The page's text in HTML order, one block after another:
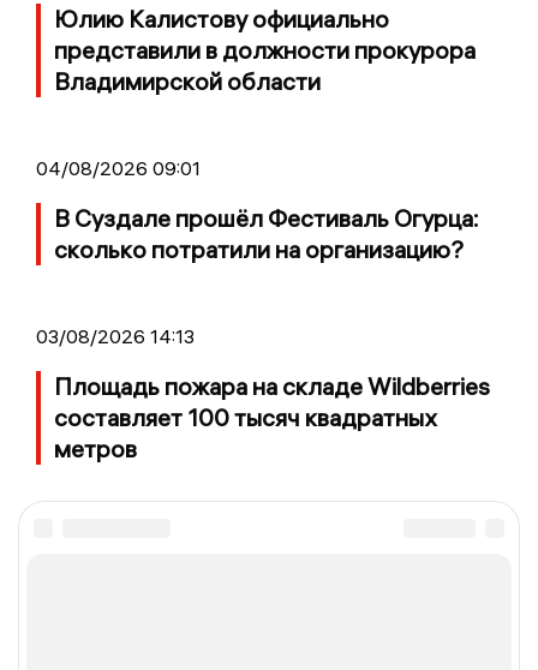
Юлию Калистову официально
представили в должности прокурора
Владимирской области
04/08/2026 09:01
В Суздале прошёл Фестиваль Огурца:
сколько потратили на организацию?
03/08/2026 14:13
Площадь пожара на складе Wildberries
составляет 100 тысяч квадратных
метров